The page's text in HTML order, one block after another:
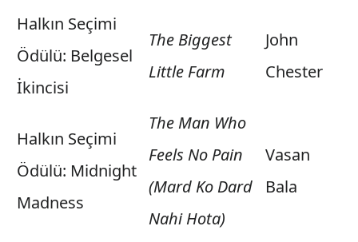
Halkın Seçimi
Ödülü: Belgesel
İkincisi
The Biggest
Little Farm
John
Chester
Halkın Seçimi
Ödülü: Midnight
Madness
The Man Who
Feels No Pain
(Mard Ko Dard
Nahi Hota)
Vasan
Bala